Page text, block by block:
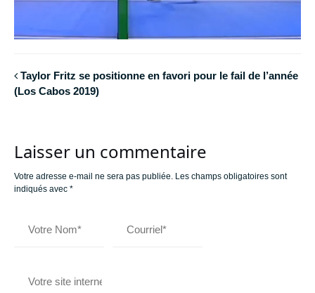
Taylor Fritz se positionne en favori pour le fail de l’année
(Los Cabos 2019)
Laisser un commentaire
Votre adresse e-mail ne sera pas publiée. Les champs obligatoires sont
indiqués avec *